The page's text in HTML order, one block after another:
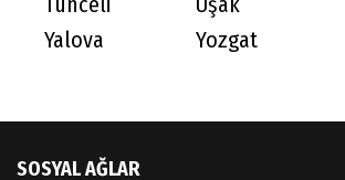
Yalova
Yozgat
SOSYAL AĞLAR